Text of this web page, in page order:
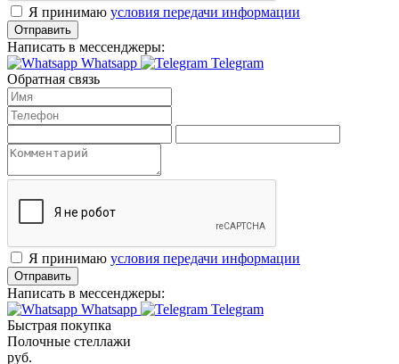
Я принимаю условия передачи информации
Отправить
Написать в мессенджеры:
Whatsapp
Telegram
Обратная связь
Я принимаю условия передачи информации
Отправить
Написать в мессенджеры:
Whatsapp
Telegram
Быстрая покупка
Полочные стеллажи
руб.